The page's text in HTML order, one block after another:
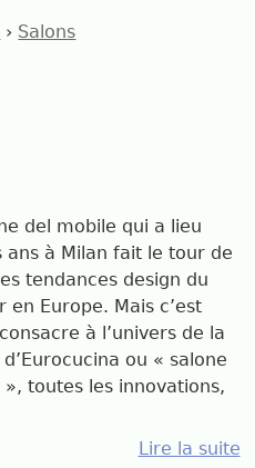
› Salons
del mobile qui a lieu
ans à Milan fait le tour de
tendances design du
en Europe. Mais c’est
à l’univers de la
ou « salone
toutes les innovations,
Lire la suite